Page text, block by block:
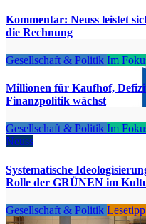
Kommentar: Neuss leistet
die Rechnung
Gesellschaft & Politik Im
Millionen für Kaufhof,
Finanzpolitik wächst
Gesellschaft & Politik Im
Neuss
Systematische
Rolle der GRÜNEN im
Gesellschaft & Politik Lesetipp